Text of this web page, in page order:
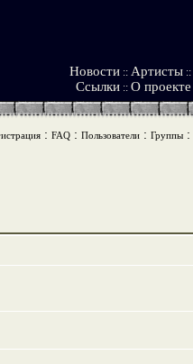
Новости :: Артисты ::
Ссылки :: О проекте
: FAQ: Пользователи: Группы: